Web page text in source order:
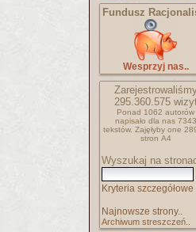
Fundusz
Wesprzyj nas..
295.360.575
Ponad 1062 autorów
napisało dla nas 7343
tekstów. Zajęłyby one
stron A4
Wyszukaj na
Kryteria szczegółowe
Najnowsze strony..
Archiwum streszczeń..